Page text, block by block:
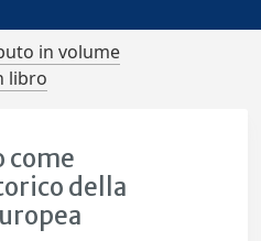
in volume
libro
come
della